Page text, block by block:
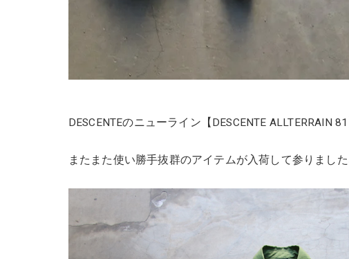
DESCENTEのニューライン【DESCENTE ALLTERRAIN
またまた使い勝手抜群のアイテムが入荷して参りまし